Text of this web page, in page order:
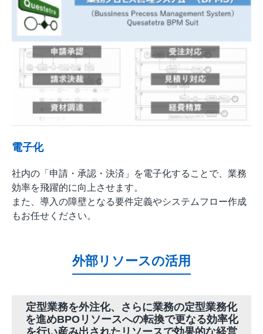
電子化
社内の「申請・承認・決済」を電子化することで、業務
効率を飛躍的に向上させます。
また、導入の障壁となる要件定義やシステムフロー作成
もお任せください。
外部リソースの活用
定型業務を外注化、さらに業務の定型業務化
を進めBPOリソースへの転換で更なる効率化